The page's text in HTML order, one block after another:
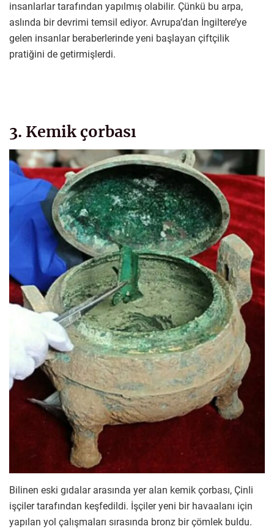
insanlarlar tarafından yapılmış olabilir. Çünkü bu arpa,
aslında bir devrimi temsil ediyor. Avrupa’dan İngiltere’ye
gelen insanlar beraberlerinde yeni başlayan çiftçilik
pratiğini de getirmişlerdi.
3. Kemik çorbası
Bilinen eski gıdalar arasında yer alan kemik çorbası, Çinli
işçiler tarafından keşfedildi. İşçiler yeni bir havaalanı için
yapılan yol çalışmaları sırasında bronz bir çömlek buldu.